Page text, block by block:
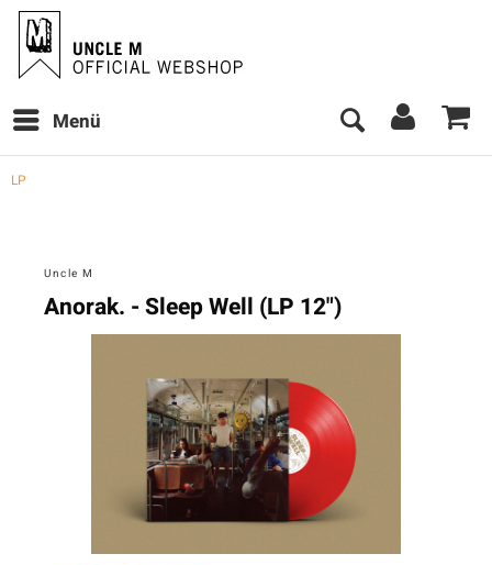
Menü
LP
Uncle M
Anorak. - Sleep Well (LP 12")